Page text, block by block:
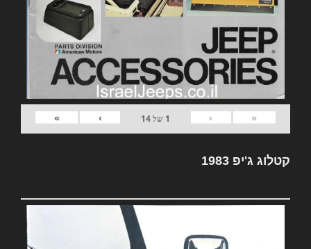
«
‹
1 של14
›
»
קטלוג ג'יפ 1983